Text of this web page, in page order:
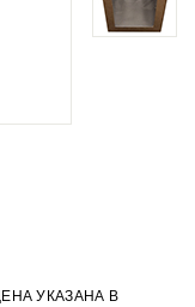
УКАЗАНА В